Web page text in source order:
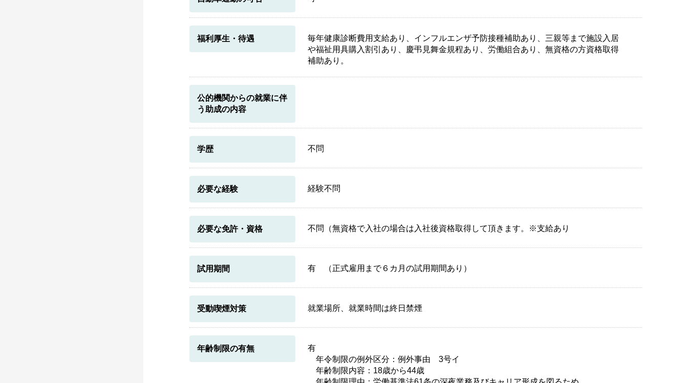
福利厚生・待遇
毎年健康診断費用支給あり、インフルエンザ予防接種補助あり、三親等まで施設入居
や福祉用具購入割引あり、慶弔見舞金規程あり、労働組合あり、無資格の方資格取得
補助あり。
公的機関からの就業に伴
う助成の内容
学歴 不問
必要な経験 経験不問
必要な免許・資格 不問（無資格で入社の場合は入社後資格取得して頂きます。※支給あり
試用期間 有 （正式雇用まで６カ月の試用期間あり）
受動喫煙対策 就業場所、就業時間は終日禁煙
年齢制限の有無
有
年令制限の例外区分：例外事由 3号イ
年齢制限内容：18歳から44歳